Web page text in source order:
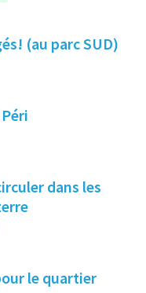
(au parc SUD)
dans les
le quartier